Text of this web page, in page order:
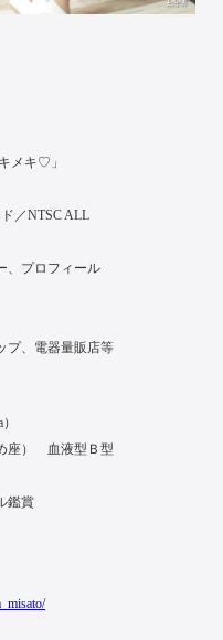
メキ♡」
／NTSC ALL
プロフィール
プ、電器量販店等
座） 血液型Ｂ型
賞